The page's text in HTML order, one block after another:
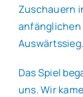
Verein
Zuschauern
anfänglichen
Auswärtssieg.
Das Spiel
uns. Wir